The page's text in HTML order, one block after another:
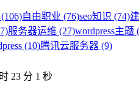
自由职业 (76)seo知识 (74)
服务器运维 (27)wordpress主题
(10)腾讯云服务器 (9)
23 分 2 秒